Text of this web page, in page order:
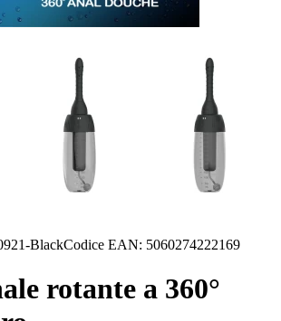
BlackCodice EAN: 5060274222169
rotante a 360°